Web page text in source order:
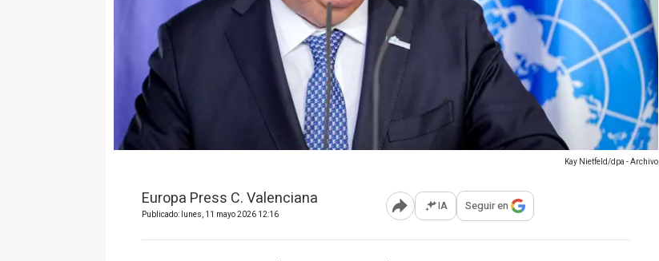
Kay Nietfeld/dpa - Archivo
Europa Press C. Valenciana
Publicado: lunes, 11 mayo 2026 12:16 Abrir opciones para compartir
IA Seguir en